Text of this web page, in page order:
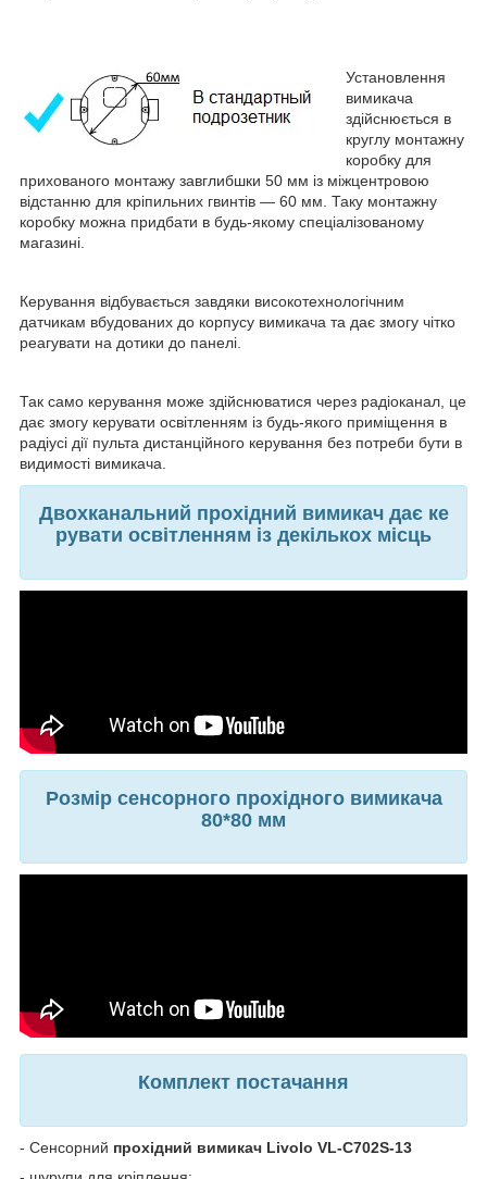
Установлення
вимикача
здійснюється в
круглу монтажну
коробку для
прихованого монтажу завглибшки 50 мм із міжцентровою
відстанню для кріпильних гвинтів — 60 мм. Таку монтажну
коробку можна придбати в будь-якому спеціалізованому
магазині.
Керування відбувається завдяки високотехнологічним
датчикам вбудованих до корпусу вимикача та дає змогу чітко
реагувати на дотики до панелі.
Так само керування може здійснюватися через радіоканал, це
дає змогу керувати освітленням із будь-якого приміщення в
радіусі дії пульта дистанційного керування без потреби бути в
видимості вимикача.
Двохканальний прохідний вимикач дає ке
рувати освітленням із декількох місць
Розмір сенсорного прохідного вимикача
80*80 мм
Комплект постачання
- Сенсорний прохідний вимикач Livolo VL-C702S-13